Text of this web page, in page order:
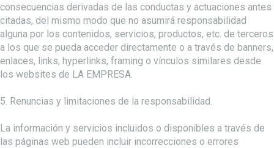
consecuencias derivadas de las conductas y actuaciones antes
citadas, del mismo modo que no asumirá responsabilidad
alguna por los contenidos, servicios, productos, etc. de terceros
a los que se pueda acceder directamente o a través de banners,
enlaces, links, hyperlinks, framing o vínculos similares desde
los websites de LA EMPRESA.
5. Renuncias y limitaciones de la responsabilidad.
La información y servicios incluidos o disponibles a través de
las páginas web pueden incluir incorrecciones o errores